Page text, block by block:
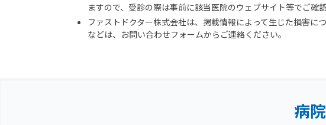
ますので、受診の際は事前に該当医院のウェブサイト等でご確認
ファストドクター株式会社は、掲載情報によって生じた損害
などは、お問い合わせフォームからご連絡ください。
病